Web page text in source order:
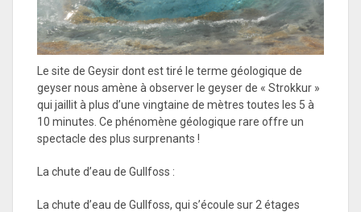
Le site de Geysir dont est tiré le terme géologique de
geyser nous amène à observer le geyser de « Strokkur »
qui jaillit à plus d’une vingtaine de mètres toutes les 5 à
10 minutes. Ce phénomène géologique rare offre un
spectacle des plus surprenants !
La chute d’eau de Gullfoss :
La chute d’eau de Gullfoss, qui s’écoule sur 2 étages